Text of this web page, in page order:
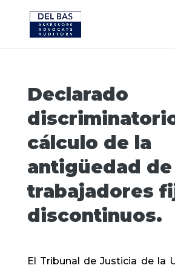
Declarado
cálculo de la
antigüedad
trabajadores
discontinuos.
El Tribunal de Justicia de la